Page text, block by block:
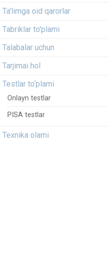
Ta’limga oid qarorlar
Tabriklar to'plami
Talabalar uchun
Tarjimai hol
Testlar to‘plami
Onlayn testlar
PISA testlar
Texnika olami